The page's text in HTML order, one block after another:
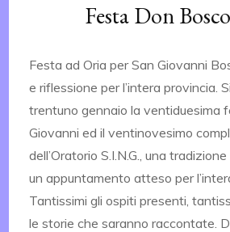
Festa Don
Festa ad Oria per San Giovanni
e riflessione per l’intera provincia.
trentuno gennaio la ventiduesima
Giovanni ed il ventinovesimo
dell’Oratorio S.I.N.G., una tradizione
un appuntamento atteso per
Tantissimi gli ospiti presenti,
le storie che saranno raccontate.